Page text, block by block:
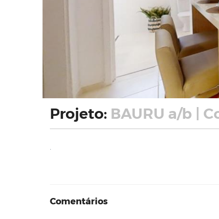
Projeto: BAURU a/b |
Comentários